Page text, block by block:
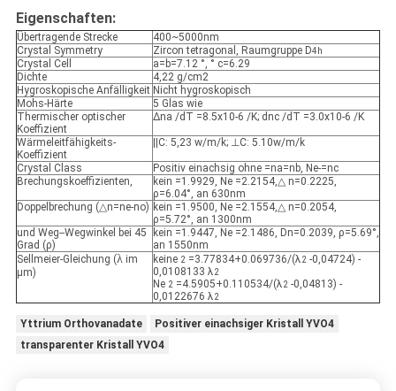
Eigenschaften:
Übertragende Strecke
400~5000nm
Crystal Symmetry
Zircon tetragonal, Raumgruppe D4h
Crystal Cell
a=b=7.12 °, ° c=6.29
Dichte
4,22 g/cm2
Hygroskopische Anfälligkeit Nicht hygroskopisch
Mohs-Härte
5 Glas wie
Thermischer optischer
Koeffizient
Δna /dT =8.5x10-6 /K; dnc /dT =3.0x10-6 /K
Wärmeleitfähigkeits-
Koeffizient
||C: 5,23 w/m/k; ⊥C: 5.10w/m/k
Crystal Class
Positiv einachsig ohne =na=nb, Ne-=nc
Brechungskoeffizienten,
kein =1.9929, Ne =2.2154,△ n=0.2225,
ρ=6.04°, an 630nm
Doppelbrechung (△n=ne-no) kein =1.9500, Ne =2.1554,△ n=0.2054,
ρ=5.72°, an 1300nm
und Weg--Wegwinkel bei 45
Grad (ρ)
kein =1.9447, Ne =2.1486, Dn=0.2039, ρ=5.69°,
an 1550nm
Sellmeier-Gleichung (λim
μm)
keine 2=3.77834+0.069736/(λ2-0,04724) -
0,0108133 λ2
Ne 2=4.5905+0.110534/(λ2-0,04813) -
0,0122676 λ2
Yttrium Orthovanadate
Positiver einachsiger Kristall YVO4
transparenter Kristall YVO4